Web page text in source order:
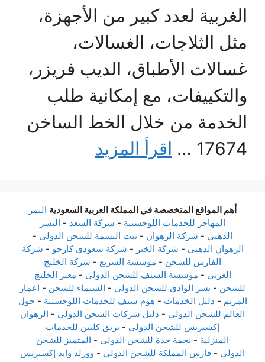
الغربية لعدد كبير من الأجهزة،
مثل الثلاجات، الغسالات،
غسالات الأطباق، الديب فريزر،
والتكييفات، مع إمكانية طلب
الخدمة من خلال الخط الساخن
17674 …
اقرأ المزيد
أهم المواقع المتخصصة في المملكة العربية السعودية النمر
المهاجر للخدمات اللوجستية - شركة السعد - النسر
الذهبي - شركة الرهوان - بيت البسمة للشحن الدولي -
الرهوان الذهبي - شركة الخير - شركة سعودي كارجو - شركة
الفارس للشحن - مؤسسة السريع - شركة الخليج
العربي - مؤسسة السيف للشحن الدولي - معبر الخليج
للشحن - نسر الوادي للشحن الدولي - الشيماء للشحن - اعمار
المريم - دليل الخدمات - هوم سيف للخدمات اللوجستية -حول
العالم للشحن الدولي - دليل شركات الشحن الدولي - الرهوان
إكسبريس للشحن الدولي - بريق كليين للخدمات
المنزلية - نجمة جدة للشحن الدولي - المتميز للشحن
الدولي - فارس المملكة للشحن الدولي - وورلد وايد إكسبريس